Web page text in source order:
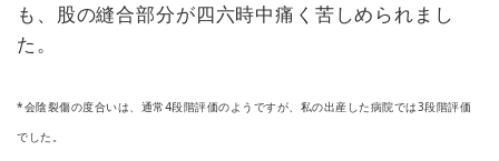
も、股の縫合部分が四六時中痛く苦しめられまし
た。
*会陰裂傷の度合いは、通常4段階評価のようですが、私の出産した病院では3段階評価
でした。